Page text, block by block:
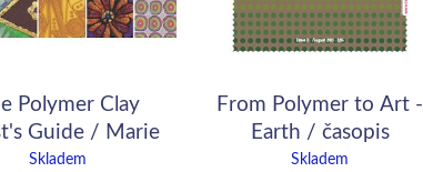
Polymer Clay
Guide / Marie
Segal
Skladem
From Polymer to Art -
Earth / časopis
Skladem